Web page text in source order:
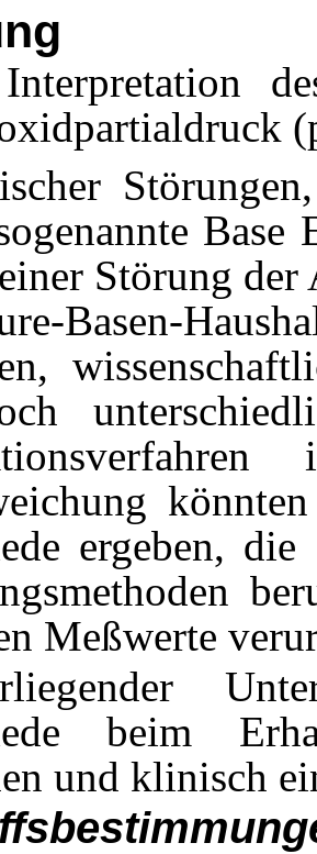
Base
Störung der
Basen-
ergeben,
Meßwerte
beim
und klinisch